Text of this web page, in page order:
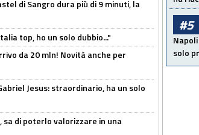
di Sangro dura più di 9 minuti, la
top, ho un solo dubbio..."
da 20 mln! Novità anche per
Jesus: straordinario, ha un solo
sa di poterlo valorizzare in una
#5
solo